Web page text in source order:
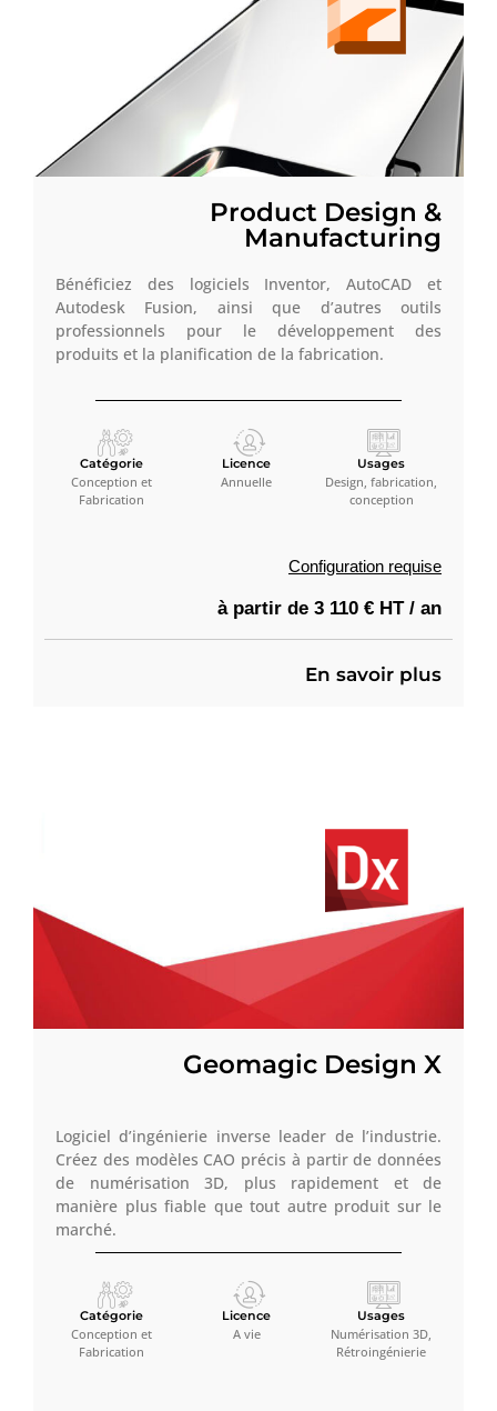
Product Design &
Manufacturing
Bénéficiez des logiciels Inventor, AutoCAD et
Autodesk Fusion, ainsi que d’autres outils
professionnels pour le développement des
produits et la planification de la fabrication.
Catégorie
Conception et
Fabrication
Licence
Annuelle
Usages
Design, fabrication,
conception
Configuration requise
à partir de 3 110 € HT / an
En savoir plus
Geomagic Design X
Logiciel d’ingénierie inverse leader de l’industrie.
Créez des modèles CAO précis à partir de données
de numérisation 3D, plus rapidement et de
manière plus fiable que tout autre produit sur le
marché.
Catégorie
Conception et
Fabrication
Licence
A vie
Usages
Numérisation 3D,
Rétroingénierie